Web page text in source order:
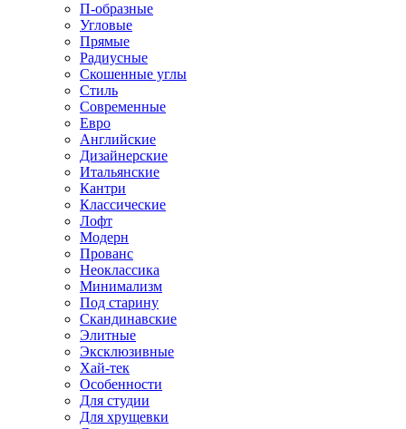
П-образные
Угловые
Прямые
Радиусные
Скошенные углы
Стиль
Современные
Евро
Английские
Дизайнерские
Итальянские
Кантри
Классические
Лофт
Модерн
Прованс
Неоклассика
Минимализм
Под старину
Скандинавские
Элитные
Эксклюзивные
Хай-тек
Особенности
Для студии
Для хрущевки